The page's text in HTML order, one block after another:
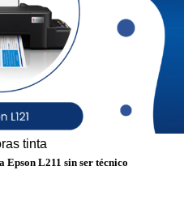
tinta
L211 sin ser técnico